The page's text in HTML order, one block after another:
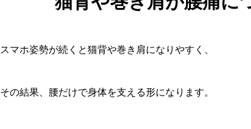
スマホ姿勢が続くと猫背や巻き肩になりやすく、
その結果、腰だけで身体を支える形になります。